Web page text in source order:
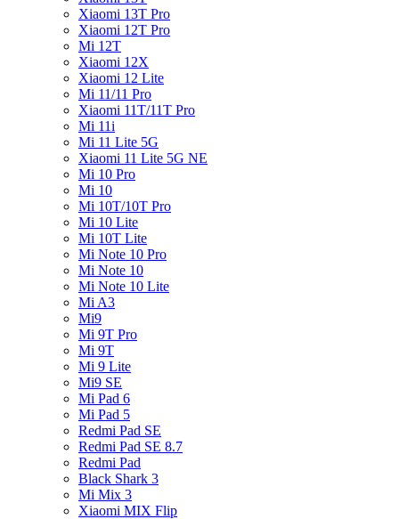
Xiaomi 13T Pro
Xiaomi 12T Pro
Mi 12T
Xiaomi 12X
Xiaomi 12 Lite
Mi 11/11 Pro
Xiaomi 11T/11T Pro
Mi 11i
Mi 11 Lite 5G
Xiaomi 11 Lite 5G NE
Mi 10 Pro
Mi 10
Mi 10T/10T Pro
Mi 10 Lite
Mi 10T Lite
Mi Note 10 Pro
Mi Note 10
Mi Note 10 Lite
Mi A3
Mi9
Mi 9T Pro
Mi 9T
Mi 9 Lite
Mi9 SE
Mi Pad 6
Mi Pad 5
Redmi Pad SE
Redmi Pad SE 8.7
Redmi Pad
Black Shark 3
Mi Mix 3
Xiaomi MIX Flip